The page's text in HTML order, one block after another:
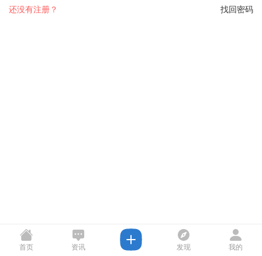
找回密码
还没有注册？
首页 资讯 发现 我的